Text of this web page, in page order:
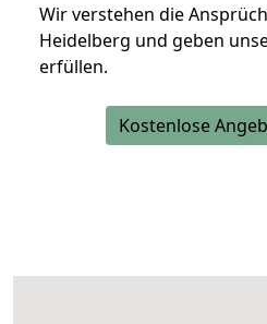
Wir verstehen die
Heidelberg und geben
erfüllen.
Kostenlose